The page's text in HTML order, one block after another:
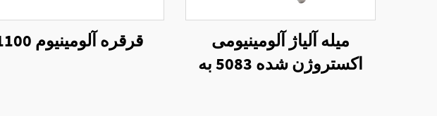
میله آلیاژ آلومینیومی
اکستروژن شده 5083 به
قرقره آلومینیوم 1100